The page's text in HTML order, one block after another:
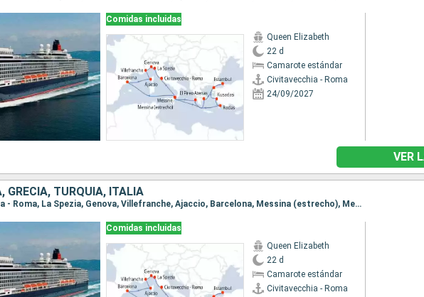
Comidas incluidas
Queen Elizabeth
22 d
Camarote estándar
Civitavecchia - Roma
24/09/2027
VER
GRECIA, TURQUÍA, ITALIA
Itinerario : Civitavecchia - Roma, La Spezia, Genova, Villefranche, Ajaccio, Barcelona, Messina (estrecho), Messine, El Pireo Atenas, Estrecho de Dardanelos, Estambul, Estrecho de Dardanelos, Kusadasi, Rodas, Katakolon, Messina (estrecho), Civitavecchia - Roma
Comidas incluidas
Queen Elizabeth
22 d
Camarote estándar
Civitavecchia - Roma